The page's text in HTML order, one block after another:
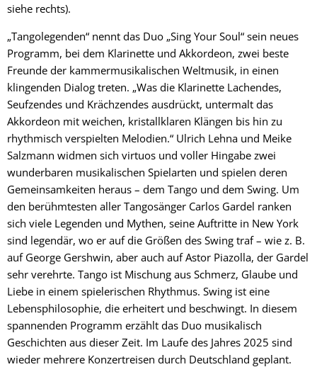
siehe rechts).
„Tangolegenden“ nennt das Duo „Sing Your Soul“ sein neues
Programm, bei dem Klarinette und Akkordeon, zwei beste
Freunde der kammermusikalischen Weltmusik, in einen
klingenden Dialog treten. „Was die Klarinette Lachendes,
Seufzendes und Krächzendes ausdrückt, untermalt das
Akkordeon mit weichen, kristallklaren Klängen bis hin zu
rhythmisch verspielten Melodien.“ Ulrich Lehna und Meike
Salzmann widmen sich virtuos und voller Hingabe zwei
wunderbaren musikalischen Spielarten und spielen deren
Gemeinsamkeiten heraus – dem Tango und dem Swing. Um
den berühmtesten aller Tangosänger Carlos Gardel ranken
sich viele Legenden und Mythen, seine Auftritte in New York
sind legendär, wo er auf die Größen des Swing traf – wie z. B.
auf George Gershwin, aber auch auf Astor Piazolla, der Gardel
sehr verehrte. Tango ist Mischung aus Schmerz, Glaube und
Liebe in einem spielerischen Rhythmus. Swing ist eine
Lebensphilosophie, die erheitert und beschwingt. In diesem
spannenden Programm erzählt das Duo musikalisch
Geschichten aus dieser Zeit. Im Laufe des Jahres 2025 sind
wieder mehrere Konzertreisen durch Deutschland geplant.